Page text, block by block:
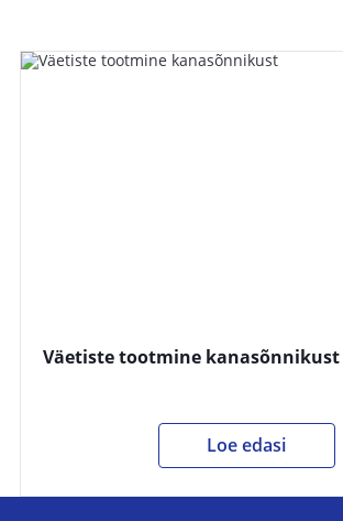
Väetiste tootmine kanasõnnikust
Loe edasi